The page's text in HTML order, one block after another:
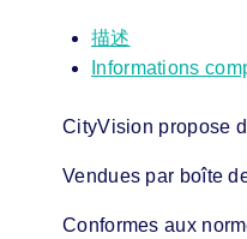
描述
Informations
CityVision propose
Vendues par boîte
Conformes aux